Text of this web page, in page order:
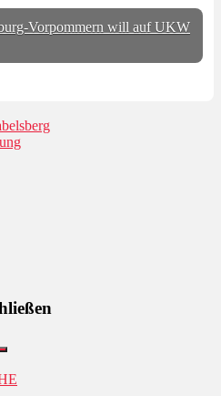
Vorpommern will auf UKW